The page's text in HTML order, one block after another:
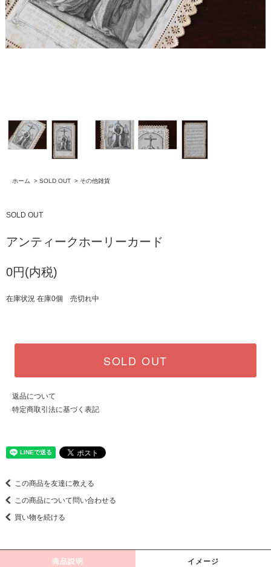
ホーム > SOLD OUT > その他雑貨
SOLD OUT
アンティークホーリーカード
0円(内税)
在庫状況 在庫0個 売切れ中
SOLD OUT
返品について
特定商取引法に基づく表記
この商品を友達に教える
この商品について問い合わせる
買い物を続ける
商品説明 イメージ